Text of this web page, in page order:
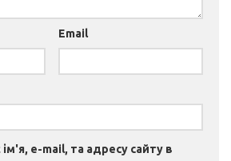
Email
e-mail, та адресу сайту в